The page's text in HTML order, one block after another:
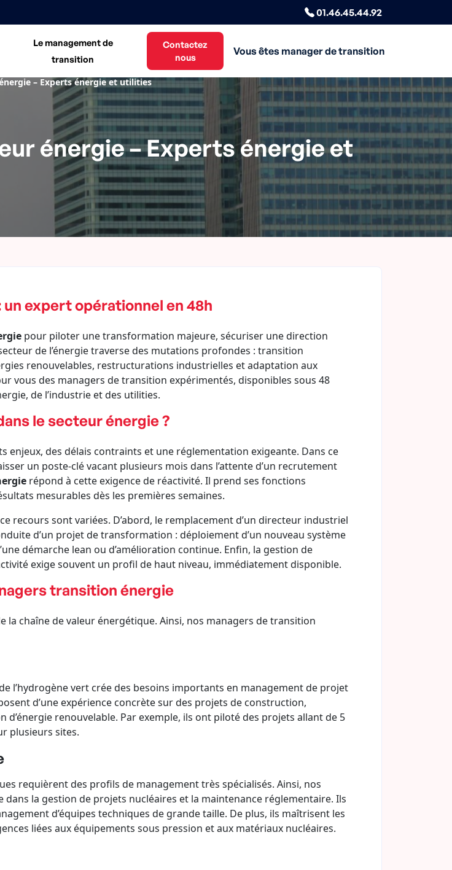
01.46.45.44.92
Le management de
transition
Contactez
nous
Vous êtes manager de transition
– Experts énergie et utilities
énergie – Experts énergie et
expert opérationnel en 48h
pour piloter une transformation majeure, sécuriser une direction
de l’énergie traverse des mutations profondes : transition
renouvelables, restructurations industrielles et adaptation aux
vous des managers de transition expérimentés, disponibles sous 48
de l’industrie et des utilities.
le secteur énergie ?
enjeux, des délais contraints et une réglementation exigeante. Dans ce
un poste-clé vacant plusieurs mois dans l’attente d’un recrutement
répond à cette exigence de réactivité. Il prend ses fonctions
mesurables dès les premières semaines.
recours sont variées. D’abord, le remplacement d’un directeur industriel
d’un projet de transformation : déploiement d’un nouveau système
démarche lean ou d’amélioration continue. Enfin, la gestion de
exige souvent un profil de haut niveau, immédiatement disponible.
transition énergie
la chaîne de valeur énergétique. Ainsi, nos managers de transition
l’hydrogène vert crée des besoins importants en management de projet
d’une expérience concrète sur des projets de construction,
renouvelable. Par exemple, ils ont piloté des projets allant de 5
plusieurs sites.
requièrent des profils de management très spécialisés. Ainsi, nos
la gestion de projets nucléaires et la maintenance réglementaire. Ils
d’équipes techniques de grande taille. De plus, ils maîtrisent les
liées aux équipements sous pression et aux matériaux nucléaires.